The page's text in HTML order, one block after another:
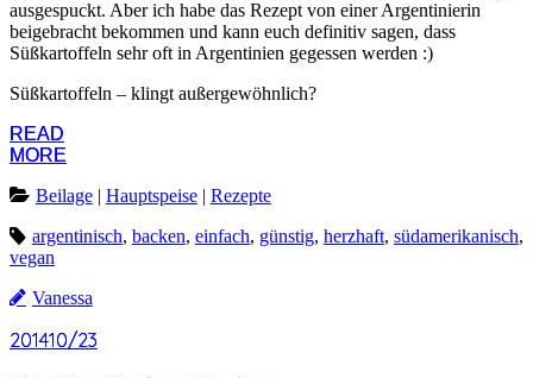
ausgespuckt. Aber ich habe das Rezept von einer Argentinierin
beigebracht bekommen und kann euch definitiv sagen, dass
Süßkartoffeln sehr oft in Argentinien gegessen werden :)
Süßkartoffeln – klingt außergewöhnlich?
READ
MORE
READ
MORE
Beilage| Hauptspeise| Rezepte
argentinisch, backen, einfach, günstig, herzhaft, südamerikanisch,
vegan
Vanessa
201410/23
201410/23